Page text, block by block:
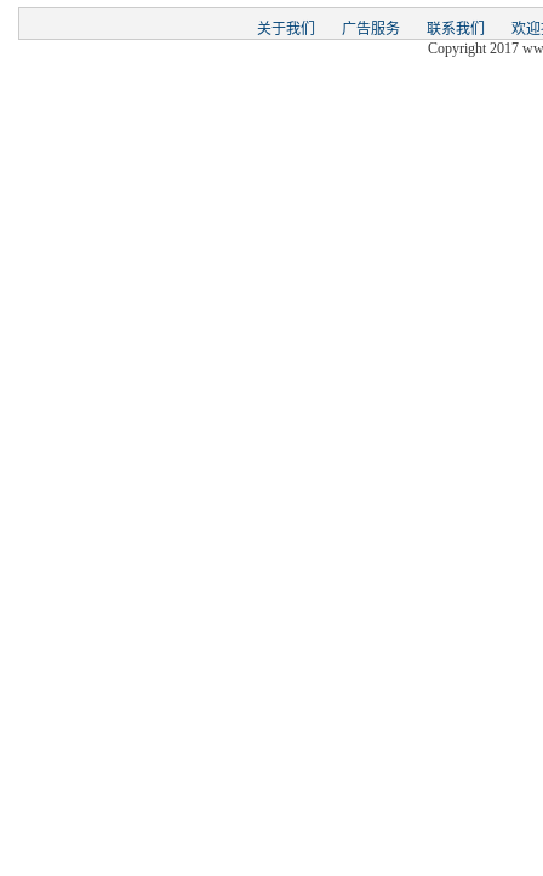
关于我们 广告服务 联系我们
欢
Copyright 2017